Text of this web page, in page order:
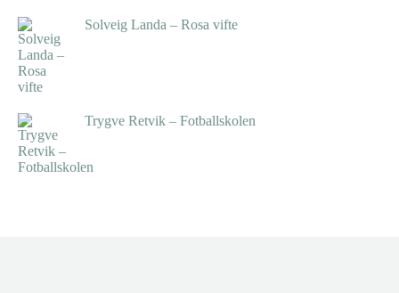
Solveig Landa – Rosa vifte
Trygve Retvik – Fotballskolen